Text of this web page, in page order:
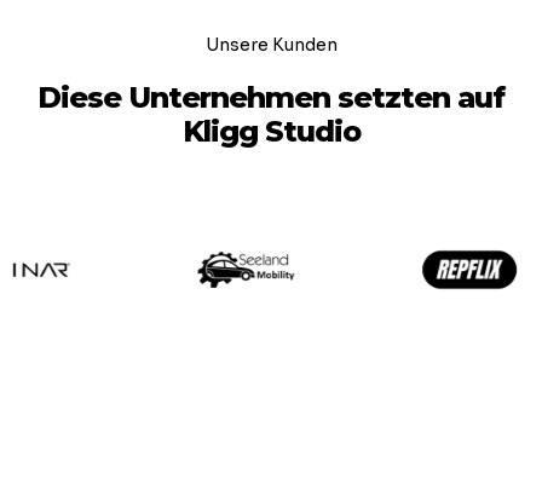
Unsere Kunden
Diese Unternehmen setzten auf
Kligg Studio